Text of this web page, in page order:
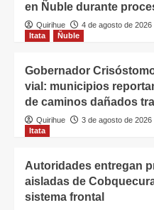
en Ñuble durante
Quirihue 4 de agosto de 2026
Itata
Ñuble
Gobernador
vial: municipios
de caminos dañados
Quirihue 3 de agosto de 2026
Itata
Autoridades entregan
aisladas de
sistema frontal